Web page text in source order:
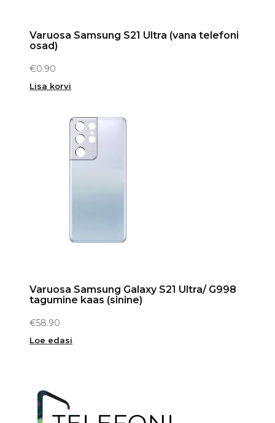
Varuosa Samsung S21 Ultra (vana telefoni
osad)
€0.90
Lisa korvi
Varuosa Samsung Galaxy S21 Ultra/ G998
tagumine kaas (sinine)
€58.90
Loe edasi